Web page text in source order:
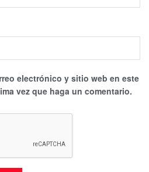
electrónico y sitio web en este
vez que haga un comentario.